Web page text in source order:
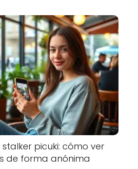
picuki: cómo ver
de forma anónima